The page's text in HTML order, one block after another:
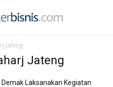
Jateng
Jateng
Laksanakan Kegiatan